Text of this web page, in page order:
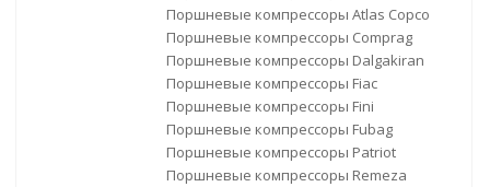
Поршневые компрессоры Atlas Copco
Поршневые компрессоры Comprag
Поршневые компрессоры Dalgakiran
Поршневые компрессоры Fiac
Поршневые компрессоры Fini
Поршневые компрессоры Fubag
Поршневые компрессоры Patriot
Поршневые компрессоры Remeza